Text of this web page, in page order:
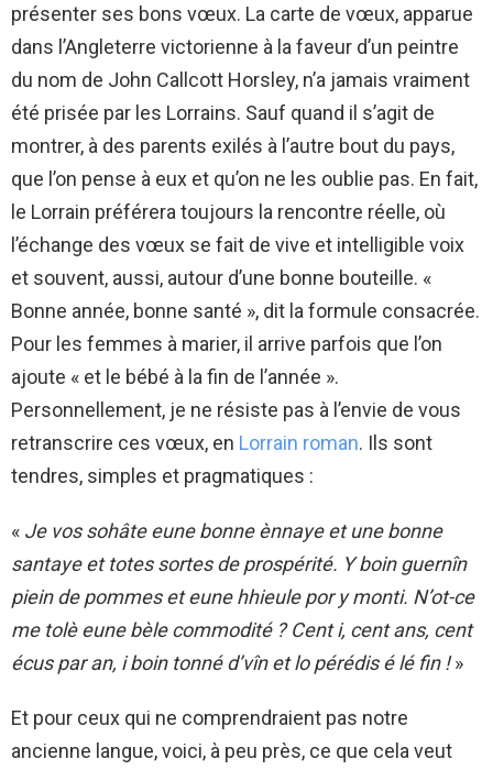
présenter ses bons vœux. La carte de vœux, apparue
dans l’Angleterre victorienne à la faveur d’un peintre
du nom de John Callcott Horsley, n’a jamais vraiment
été prisée par les Lorrains. Sauf quand il s’agit de
montrer, à des parents exilés à l’autre bout du pays,
que l’on pense à eux et qu’on ne les oublie pas. En fait,
le Lorrain préférera toujours la rencontre réelle, où
l’échange des vœux se fait de vive et intelligible voix
et souvent, aussi, autour d’une bonne bouteille. «
Bonne année, bonne santé », dit la formule consacrée.
Pour les femmes à marier, il arrive parfois que l’on
ajoute « et le bébé à la fin de l’année ».
Personnellement, je ne résiste pas à l’envie de vous
retranscrire ces vœux, en Lorrain roman. Ils sont
tendres, simples et pragmatiques :
« Je vos sohâte eune bonne ènnaye et une bonne
santaye et totes sortes de prospérité. Y boin guernîn
piein de pommes et eune hhieule por y monti. N’ot-ce
me tolè eune bèle commodité ? Cent i, cent ans, cent
écus par an, i boin tonné d’vîn et lo pérédis é lé fin !»
Et pour ceux qui ne comprendraient pas notre
ancienne langue, voici, à peu près, ce que cela veut